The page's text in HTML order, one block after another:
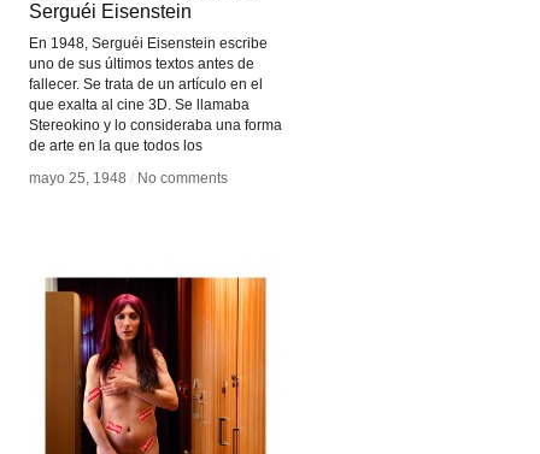
Serguéi Eisenstein
En 1948, Serguéi Eisenstein escribe
uno de sus últimos textos antes de
fallecer. Se trata de un artículo en el
que exalta al cine 3D. Se llamaba
Stereokino y lo consideraba una forma
de arte en la que todos los
mayo 25, 1948 / No comments
Serguéi Eisenstein
mayo 25, 1948 / No comments